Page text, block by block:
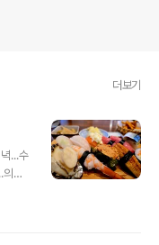
더보기
...수
외
맛